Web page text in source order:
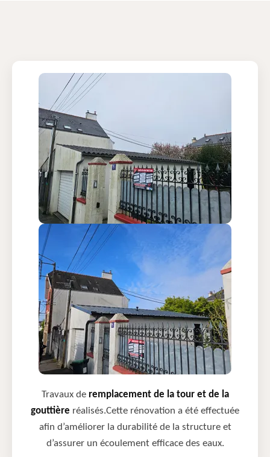
Travaux de remplacement de la tour et de la
gouttière réalisés.Cette rénovation a été effectuée
afin d’améliorer la durabilité de la structure et
d’assurer un écoulement efficace des eaux.